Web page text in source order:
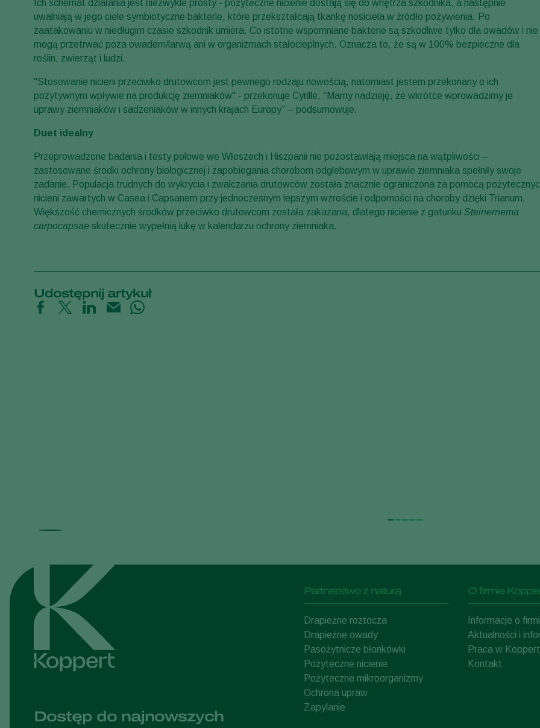
Ich schemat działania jest niezwykle prosty - pożyteczne nicienie dostają się do wnętrza szkodnika, a następnie
uwalniają w jego ciele symbiotyczne bakterie, które przekształcają tkankę nosiciela w źródło pożywienia. Po
zaatakowaniu w niedługim czasie szkodnik umiera. Co istotne wspomniane bakterie są szkodliwe tylko dla owadów i nie
mogą przetrwać poza owadem/larwą ani w organizmach stałocieplnych. Oznacza to, że są w 100% bezpieczne dla
roślin, zwierząt i ludzi.
"Stosowanie nicieni przeciwko drutowcom jest pewnego rodzaju nowością, natomiast jestem przekonany o ich
pozytywnym wpływie na produkcję ziemniaków" - przekonuje Cyrille. "Mamy nadzieję, że wkrótce wprowadzimy je
uprawy ziemniaków i sadzeniaków w innych krajach Europy” – podsumowuje.
Duet idealny
Przeprowadzone badania i testy polowe we Włoszech i Hiszpanii nie pozostawiają miejsca na wątpliwości –
zastosowane środki ochrony biologicznej i zapobiegania chorobom odglebowym w uprawie ziemniaka spełniły swoje
zadanie. Populacja trudnych do wykrycia i zwalczania drutowców została znacznie ograniczona za pomocą
nicieni zawartych w Casea i Capsanem przy jednoczesnym lepszym wzroście i odporności na choroby dzięki Trianum.
Większość chemicznych środków przeciwko drutowcom została zakazana, dlatego nicienie z gatunku Steinernema
carpocapsae skutecznie wypełnią lukę w kalendarzu ochrony ziemniaka.
Udostępnij artykuł
Dostęp do najnowszych
Partnerstwo z naturą
Drapieżne roztocza
Drapieżne owady
Pasożytnicze błonkówki
Pożyteczne nicienie
Pożyteczne mikroorganizmy
Ochrona upraw
Zapylanie
O firmie
Informacje o
Aktualności i
Praca w Koppert
Kontakt